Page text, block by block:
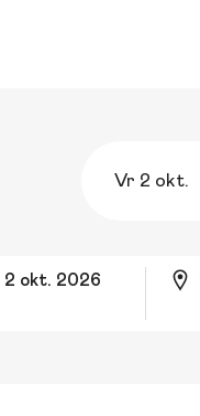
vr 2 okt.
2 okt. 2026